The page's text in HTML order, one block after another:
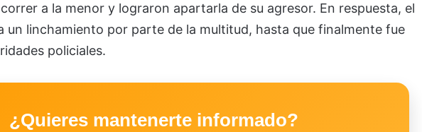
a la menor y lograron apartarla de su agresor. En respuesta, el
un linchamiento por parte de la multitud, hasta que finalmente fue
policiales.
¿Quieres mantenerte informado?